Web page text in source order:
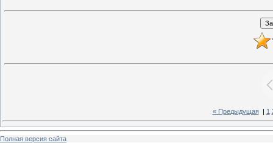
« Предыдущая| 1
Полная версия сайта